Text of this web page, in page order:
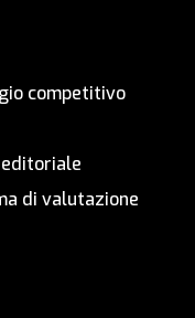
competitivo
editoriale
di valutazione